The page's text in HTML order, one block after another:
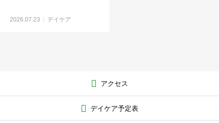
2026.07.23 デイケア
アクセス
デイケア予定表